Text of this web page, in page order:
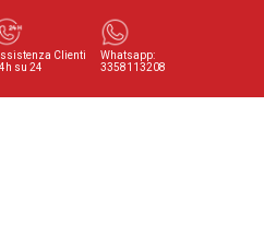
Whatsapp:
3358113208
Clienti
su 24